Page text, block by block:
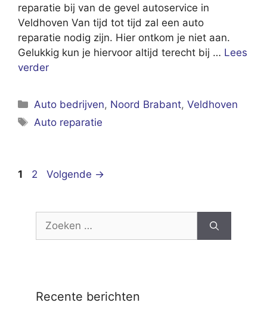
reparatie bij van de gevel autoservice in
Veldhoven Van tijd tot tijd zal een auto
reparatie nodig zijn. Hier ontkom je niet aan.
Gelukkig kun je hiervoor altijd terecht bij … Lees
verder
Categorieën
Auto bedrijven, Noord Brabant,Veldhoven
Tags
Auto reparatie
Pagina
1 Pagina
2 Volgende →
Zoek
Recente berichten